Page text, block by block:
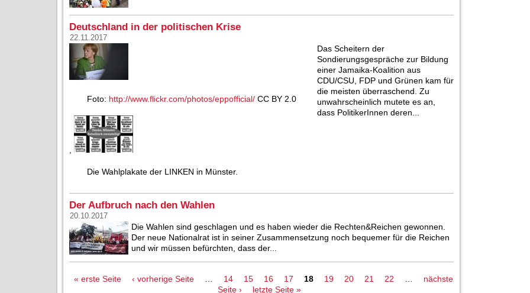
Deutschland in der politischen Krise
22.11.2017
Foto: http://www.flickr.com/photos/eppofficial/ CC BY 2.0
Die Wahlplakate der LINKEN in Münster.
Das Scheitern der
Sondierungsgespräche zur Bildung
einer Jamaika-Koalition aus
CDU/CSU, FDP und Grünen kam für
die meisten überraschend. Zu
unwahrscheinlich mutete es an,
dass PolitikerInnen deren...
Der Aufbruch nach den Wahlen
20.10.2017
Die Wahlen sind geschlagen und es haben wieder die Rechten&Reichen gewonnen.
Der neue Nationalrat ist in seiner Zusammensetzung noch bequemer für die Reichen
und wir müssen befürchten, dass der...
Seiten
« erste Seite ‹ vorherige Seite 14 15 16 17 18 19 20 21 22
nächste
Seite ›
letzte Seite »